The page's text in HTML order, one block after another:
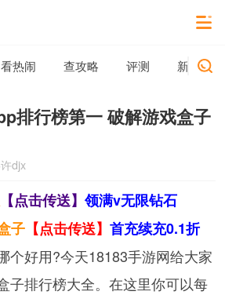
看热闹 查攻略 评测 新游动态
排行榜第一 破解游戏盒子
djx
【点击传送】领满v无限钻石
子 【点击传送】首充续充0.1折
个好用?今天18183手游网给大家
子排行榜大全。在这里你可以每